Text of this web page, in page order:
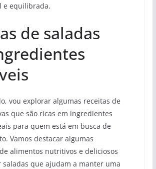
e equilibrada.
de saladas
vou explorar algumas receitas de
que são ricas em ingredientes
para quem está em busca de
Vamos destacar algumas
alimentos nutritivos e deliciosos
que ajudam a manter uma